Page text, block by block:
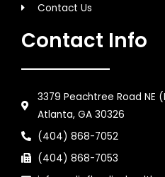
Contact Us
Contact Info
3379 Peachtree Road NE
Atlanta, GA 30326
(404) 868-7052
(404) 868-7053